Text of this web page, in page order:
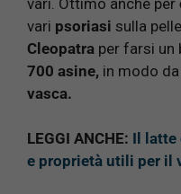
vari psoriasi sulla
Cleopatra per farsi un
700 asine, in modo
vasca.
LEGGI ANCHE: Il latte
e proprietà utili per il